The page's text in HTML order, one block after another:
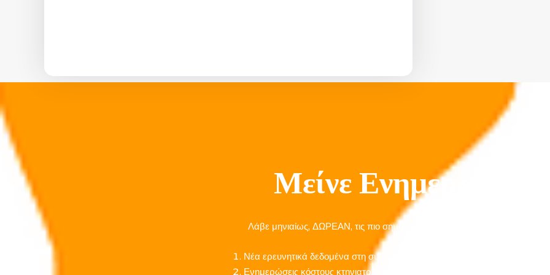
Μείνε Ενημερωμένος
Λάβε μηνιαίως, ΔΩΡΕΑΝ, τις πιο σημαντικές πληροφορίες για τη φροντίδα
Νέα ερευνητικά δεδομένα στη συμπεριφορά ζώων
Ενημερώσεις κόστους κτηνιατρικών υπηρεσιών